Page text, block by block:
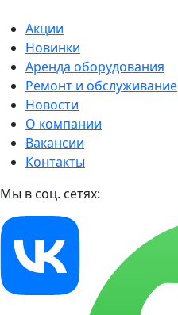
Акции
Новинки
Аренда оборудования
Ремонт и обслуживание
Новости
О компании
Вакансии
Контакты
Мы в соц. сетях: